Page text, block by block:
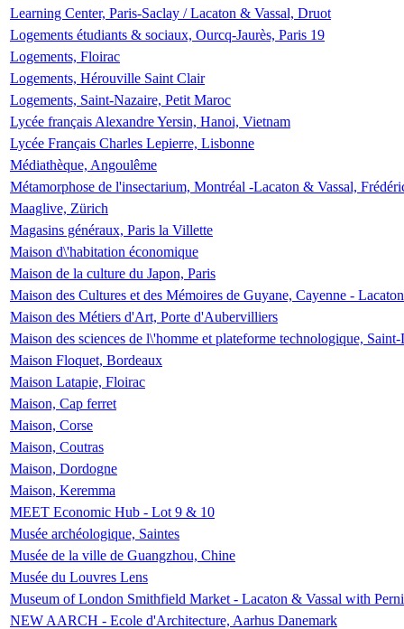
Learning Center, Paris-Saclay / Lacaton & Vassal, Druot
Logements étudiants & sociaux, Ourcq-Jaurès, Paris 19
Logements, Floirac
Logements, Hérouville Saint Clair
Logements, Saint-Nazaire, Petit Maroc
Lycée français Alexandre Yersin, Hanoi, Vietnam
Lycée Français Charles Lepierre, Lisbonne
Médiathèque, Angoulême
Métamorphose de l'insectarium, Montréal -Lacaton & Vassal,
Maaglive, Zürich
Magasins généraux, Paris la Villette
Maison d\'habitation économique
Maison de la culture du Japon, Paris
Maison des Cultures et des Mémoires de Guyane, Cayenne -
Maison des Métiers d'Art, Porte d'Aubervilliers
Maison des sciences de l\'homme et plateforme technologique,
Maison Floquet, Bordeaux
Maison Latapie, Floirac
Maison, Cap ferret
Maison, Corse
Maison, Coutras
Maison, Dordogne
Maison, Keremma
MEET Economic Hub - Lot 9 & 10
Musée archéologique, Saintes
Musée de la ville de Guangzhou, Chine
Musée du Louvres Lens
Museum of London Smithfield Market - Lacaton & Vassal with
NEW AARCH - Ecole d'Architecture, Aarhus Danemark